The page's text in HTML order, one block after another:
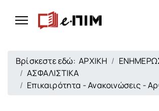
Βρίσκεστε εδώ:ΑΡΧΙΚΗ
ΑΣΦΑΛΙΣΤΙΚΑ
Επικαιρότητα - Ανακοινώσεις -